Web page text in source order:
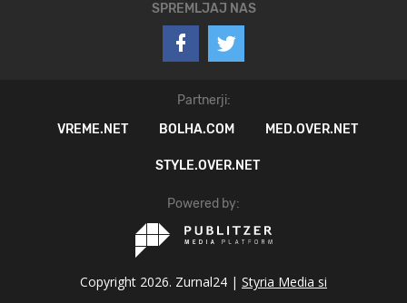
SPREMLJAJ NAS
Partnerji:
VREME.NET
BOLHA.COM MED.OVER.NET
STYLE.OVER.NET
Powered by:
Copyright 2026. Zurnal24 | Styria Media si